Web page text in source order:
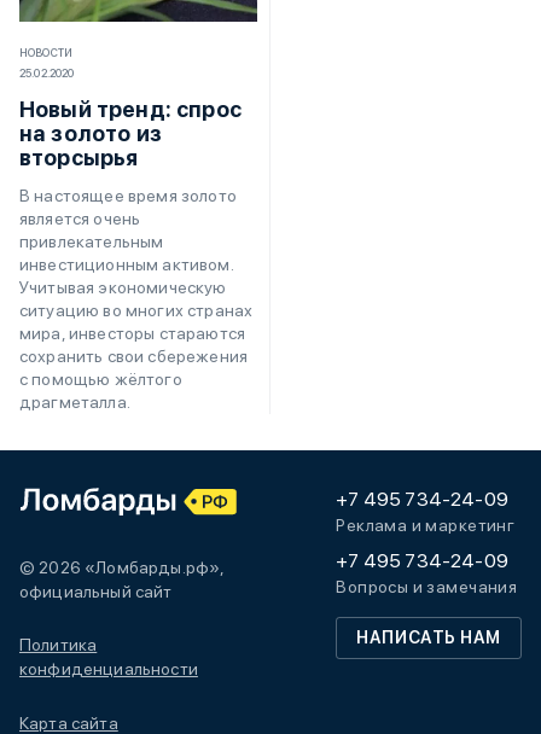
НОВОСТИ
25.02.2020
Новый тренд: спрос
на золото из
вторсырья
В настоящее время золото
является очень
привлекательным
инвестиционным активом.
Учитывая экономическую
ситуацию во многих странах
мира, инвесторы стараются
сохранить свои сбережения
с помощью жёлтого
драгметалла.
© 2026 «Ломбарды.рф»,
официальный сайт
Политика
конфиденциальности
Карта сайта
+7 495 734-24-09
Реклама и маркетинг
+7 495 734-24-09
Вопросы и замечания
НАПИСАТЬ НАМ